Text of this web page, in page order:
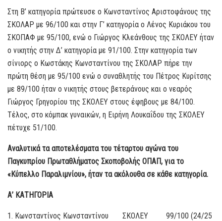
Στη Β’ κατηγορία πρώτευσε ο Κωνσταντίνος Αριστοφάνους της
ΣΚΟΛΑΡ με 96/100 και στην Γ’ κατηγορία ο Λένος Κυριάκου του
ΣΚΟΠΑΦ με 95/100, ενώ ο Γιώργος Κλεάνθους της ΣΚΟΛΕΥ ήταν
ο νικητής στην Δ’ κατηγορία με 91/100. Στην κατηγορία των
σίνιορς ο Κωστάκης Κωνσταντίνου της ΣΚΟΛΑΡ πήρε την
πρώτη θέση με 95/100 ενώ ο συναθλητής του Πέτρος Κυρίτσης
με 89/100 ήταν ο νικητής στους βετεράνους και ο νεαρός
Γιώργος Γρηγορίου της ΣΚΟΛΕΥ στους έφηβους με 84/100.
Τέλος, στο κόμπακ γυναικών, η Ειρήνη Λουκαΐδου της ΣΚΟΛΕΥ
πέτυχε 51/100.
Αναλυτικά τα αποτελέσματα του τέταρτου αγώνα του
Παγκυπρίου Πρωταθλήματος Σκοποβολής ΟΠΑΠ, για το
«Κύπελλο Παραλιμνίου», ήταν τα ακόλουθα σε κάθε κατηγορία.
Α’ ΚΑΤΗΓΟΡΙΑ
1. Κωνσταντίνος Κωνσταντίνου ΣΚΟΛΕΥ 99/100 (24/25